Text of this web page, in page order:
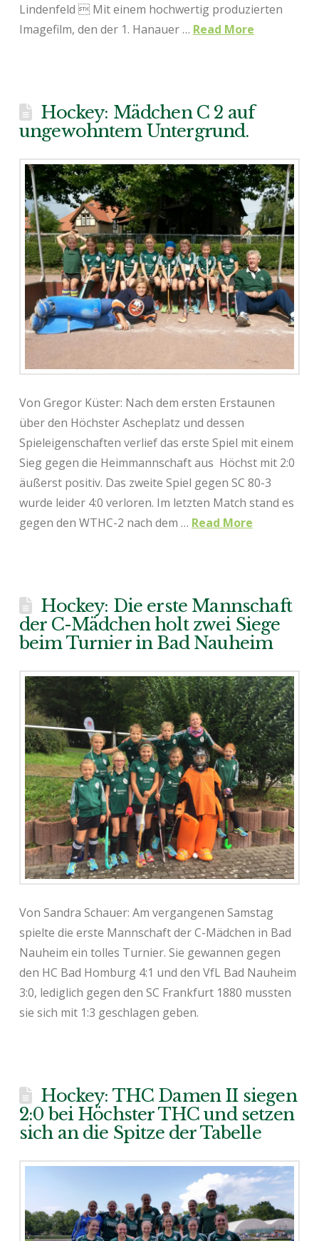
Lindenfeld  Mit einem hochwertig produzierten
Imagefilm, den der 1. Hanauer … Read More
Hockey: Mädchen C 2 auf
ungewohntem Untergrund.
Von Gregor Küster: Nach dem ersten Erstaunen
über den Höchster Ascheplatz und dessen
Spieleigenschaften verlief das erste Spiel mit einem
Sieg gegen die Heimmannschaft aus Höchst mit 2:0
äußerst positiv. Das zweite Spiel gegen SC 80-3
wurde leider 4:0 verloren. Im letzten Match stand es
gegen den WTHC-2 nach dem … Read More
Hockey: Die erste Mannschaft
der C-Mädchen holt zwei Siege
beim Turnier in Bad Nauheim
Von Sandra Schauer: Am vergangenen Samstag
spielte die erste Mannschaft der C-Mädchen in Bad
Nauheim ein tolles Turnier. Sie gewannen gegen
den HC Bad Homburg 4:1 und den VfL Bad Nauheim
3:0, lediglich gegen den SC Frankfurt 1880 mussten
sie sich mit 1:3 geschlagen geben.
Hockey: THC Damen II siegen
2:0 bei Höchster THC und setzen
sich an die Spitze der Tabelle